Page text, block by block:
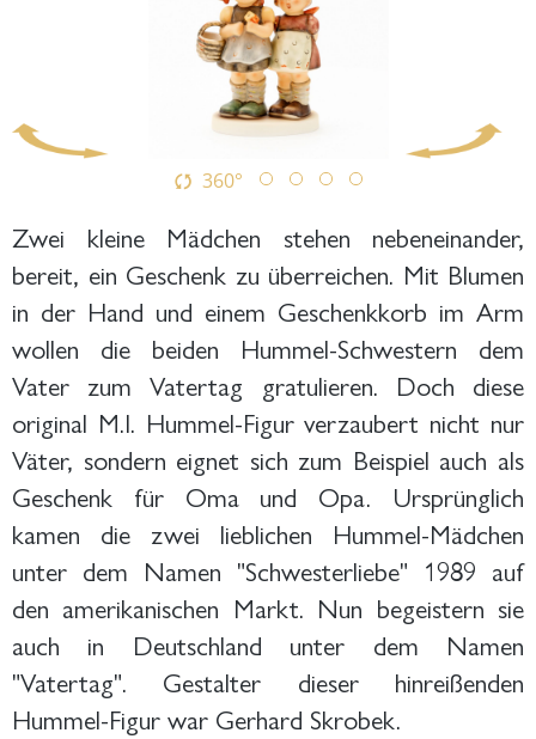
360°
Zwei kleine Mädchen stehen nebeneinander,
bereit, ein Geschenk zu überreichen. Mit Blumen
in der Hand und einem Geschenkkorb im Arm
wollen die beiden Hummel-Schwestern dem
Vater zum Vatertag gratulieren. Doch diese
original M.I. Hummel-Figur verzaubert nicht nur
Väter, sondern eignet sich zum Beispiel auch als
Geschenk für Oma und Opa. Ursprünglich
kamen die zwei lieblichen Hummel-Mädchen
unter dem Namen "Schwesterliebe" 1989 auf
den amerikanischen Markt. Nun begeistern sie
auch in Deutschland unter dem Namen
"Vatertag". Gestalter dieser hinreißenden
Hummel-Figur war Gerhard Skrobek.